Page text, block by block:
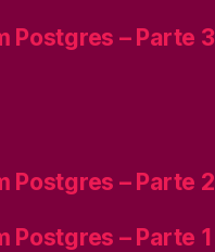
Postgres – Parte 3
Postgres – Parte 2
Postgres – Parte 1